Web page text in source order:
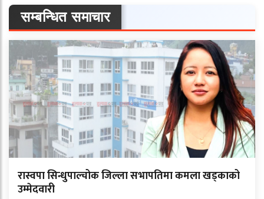
सम्बन्धित समाचार
रास्वपा सिन्धुपाल्चोक जिल्ला सभापतिमा कमला खड्काको
उम्मेदवारी